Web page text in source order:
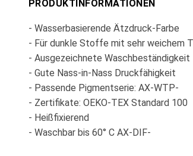
PRODUKTINFORMATIONEN
- Wasserbasierende Ätzdruck-Farbe
- Für dunkle Stoffe mit sehr weichem
- Ausgezeichnete Waschbeständigkeit
- Gute Nass-in-Nass Druckfähigkeit
- Passende Pigmentserie: AX-WTP-
- Zertifikate: OEKO-TEX Standard 100
- Heißfixierend
- Waschbar bis 60° C AX-DIF-